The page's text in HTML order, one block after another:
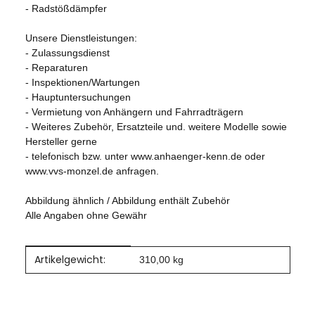
- Radstößdämpfer
Unsere Dienstleistungen:
- Zulassungsdienst
- Reparaturen
- Inspektionen/Wartungen
- Hauptuntersuchungen
- Vermietung von Anhängern und Fahrradträgern
- Weiteres Zubehör, Ersatzteile und. weitere Modelle sowie
Hersteller gerne
- telefonisch bzw. unter www.anhaenger-kenn.de oder
www.vvs-monzel.de anfragen.
Abbildung ähnlich / Abbildung enthält Zubehör
Alle Angaben ohne Gewähr
Produkteigenschaft
Wert
Artikelgewicht: 310,00 kg